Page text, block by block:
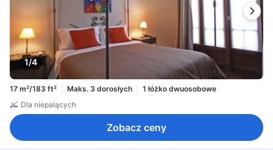
1/4
17 m²/183 ft² Maks. 3 dorosłych
1 łóżko dwuosobowe
Dla niepalących
Zobacz ceny